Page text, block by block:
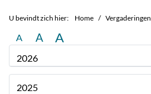
U bevindt zich hier: Home Vergaderingen
A A A
2026
2025